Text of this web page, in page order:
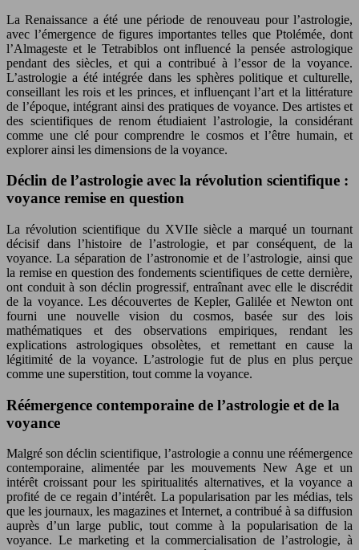
La Renaissance a été une période de renouveau pour l’astrologie,
avec l’émergence de figures importantes telles que Ptolémée, dont
l’Almageste et le Tetrabiblos ont influencé la pensée astrologique
pendant des siècles, et qui a contribué à l’essor de la voyance.
L’astrologie a été intégrée dans les sphères politique et culturelle,
conseillant les rois et les princes, et influençant l’art et la littérature
de l’époque, intégrant ainsi des pratiques de voyance. Des artistes et
des scientifiques de renom étudiaient l’astrologie, la considérant
comme une clé pour comprendre le cosmos et l’être humain, et
explorer ainsi les dimensions de la voyance.
Déclin de l’astrologie avec la révolution scientifique :
voyance remise en question
La révolution scientifique du XVIIe siècle a marqué un tournant
décisif dans l’histoire de l’astrologie, et par conséquent, de la
voyance. La séparation de l’astronomie et de l’astrologie, ainsi que
la remise en question des fondements scientifiques de cette dernière,
ont conduit à son déclin progressif, entraînant avec elle le discrédit
de la voyance. Les découvertes de Kepler, Galilée et Newton ont
fourni une nouvelle vision du cosmos, basée sur des lois
mathématiques et des observations empiriques, rendant les
explications astrologiques obsolètes, et remettant en cause la
légitimité de la voyance. L’astrologie fut de plus en plus perçue
comme une superstition, tout comme la voyance.
Réémergence contemporaine de l’astrologie et de la
voyance
Malgré son déclin scientifique, l’astrologie a connu une réémergence
contemporaine, alimentée par les mouvements New Age et un
intérêt croissant pour les spiritualités alternatives, et la voyance a
profité de ce regain d’intérêt. La popularisation par les médias, tels
que les journaux, les magazines et Internet, a contribué à sa diffusion
auprès d’un large public, tout comme à la popularisation de la
voyance. Le marketing et la commercialisation de l’astrologie, à